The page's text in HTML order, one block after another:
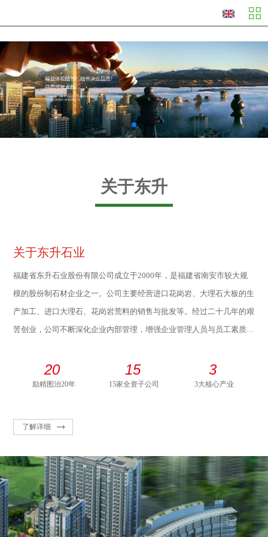
关于东升
关于东升石业
福建省东升石业股份有限公司成立于2000年，是福建省南安市较大规
模的股份制石材企业之一。公司主要经营进口花岗岩、大理石大板的生
产加工、进口大理石、花岗岩荒料的销售与批发等。经过二十几年的艰
苦创业，公司不断深化企业内部管理，增强企业管理人员与员工素质，
生产加工为一体的大型石材企业。
20
励精图治20年
15
15家全资子公司
3
3大核心产业
了解详细